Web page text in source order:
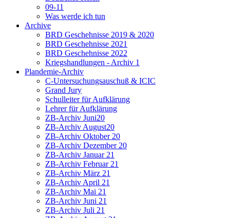
09-11
Was werde ich tun
Archive
BRD Geschehnisse 2019 & 2020
BRD Geschehnisse 2021
BRD Geschehnisse 2022
Kriegshandlungen - Archiv 1
Plandemie-Archiv
C-Untersuchungsauschuß & ICIC
Grand Jury
Schulleiter für Aufklärung
Lehrer für Aufklärung
ZB-Archiv Juni20
ZB-Archiv August20
ZB-Archiv Oktober 20
ZB-Archiv Dezember 20
ZB-Archiv Januar 21
ZB-Archiv Februar 21
ZB-Archiv März 21
ZB-Archiv April 21
ZB-Archiv Mai 21
ZB-Archiv Juni 21
ZB-Archiv Juli 21